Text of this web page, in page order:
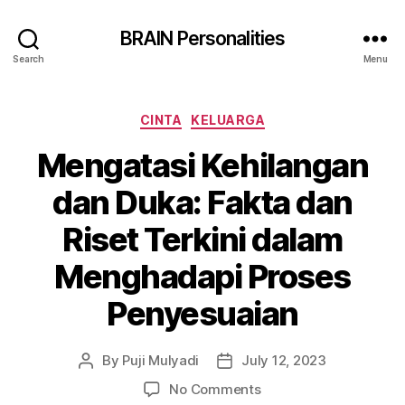
Search
BRAIN Personalities
Menu
Categories
CINTA KELUARGA
Mengatasi Kehilangan
dan Duka: Fakta dan
Riset Terkini dalam
Menghadapi Proses
Penyesuaian
Post
By Puji Mulyadi
PostJuly 12, 2023
No Commentson